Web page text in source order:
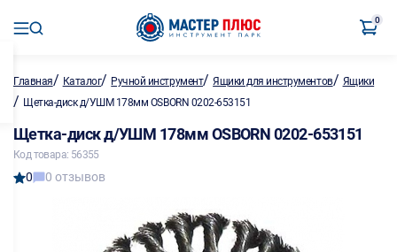
0
Главная/ Каталог/ Ручной инструмент/Ящики для инструментов/ Ящики
/ Щетка-диск д/УШМ 178мм OSBORN 0202-653151
Щетка-диск д/УШМ 178мм OSBORN 0202-653151
Код товара: 56355
0 0 отзывов